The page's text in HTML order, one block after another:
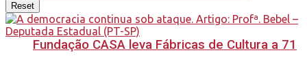
Fundação CASA leva Fábricas de Cultura a 71
Reset